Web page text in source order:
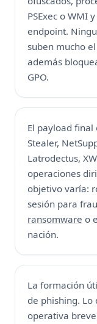
PSExec o WMI
endpoint.
suben mucho
además
GPO.
El payload
Stealer,
Latrodectus,
operaciones
objetivo varía:
sesión para
ransomware o
nación.
La formación
de phishing. Lo
operativa